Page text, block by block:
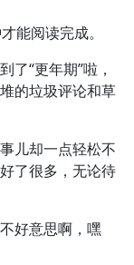
能阅读完成。
了“更年期”啦，
的垃圾评论和草
儿却一点轻松不
了很多，无论待
好意思啊，嘿